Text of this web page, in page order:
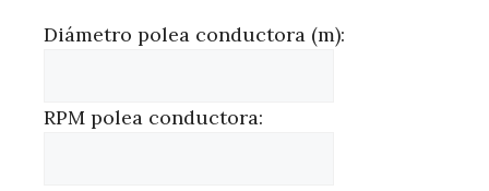
Diámetro polea conductora (m):
RPM polea conductora: